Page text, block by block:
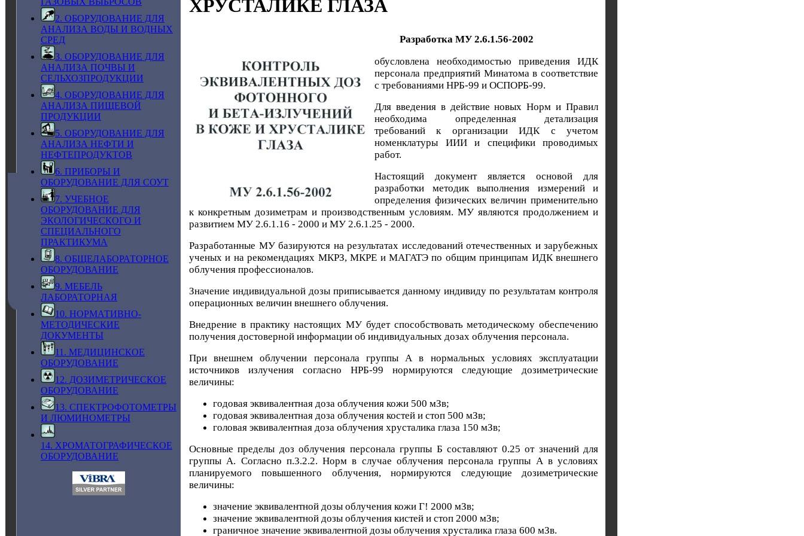
2. ОБОРУДОВАНИЕ ДЛЯ
АНАЛИЗА ВОДЫ И ВОДНЫХ
СРЕД
3. ОБОРУДОВАНИЕ ДЛЯ
АНАЛИЗА ПОЧВЫ И
СЕЛЬХОЗПРОДУКЦИИ
4. ОБОРУДОВАНИЕ ДЛЯ
АНАЛИЗА ПИЩЕВОЙ
ПРОДУКЦИИ
5. ОБОРУДОВАНИЕ ДЛЯ
АНАЛИЗА НЕФТИ И
НЕФТЕПРОДУКТОВ
6. ПРИБОРЫ И
ОБОРУДОВАНИЕ ДЛЯ СОУТ
7. УЧЕБНОЕ
ОБОРУДОВАНИЕ ДЛЯ
ЭКОЛОГИЧЕСКОГО И
СПЕЦИАЛЬНОГО
ПРАКТИКУМА
8. ОБЩЕЛАБОРАТОРНОЕ
ОБОРУДОВАНИЕ
9. МЕБЕЛЬ
ЛАБОРАТОРНАЯ
10. НОРМАТИВНО-
МЕТОДИЧЕСКИЕ
ДОКУМЕНТЫ
11. МЕДИЦИНСКОЕ
ОБОРУДОВАНИЕ
12. ДОЗИМЕТРИЧЕСКОЕ
ОБОРУДОВАНИЕ
13. СПЕКТРОФОТОМЕТРЫ
И ЛЮМИНОМЕТРЫ
14. ХРОМАТОГРАФИЧЕСКОЕ
ОБОРУДОВАНИЕ
ХРУСТАЛИКЕ ГЛАЗА
Разработка МУ 2.6.1.56-2002
обусловлена необходимостью приведения ИДК
персонала предприятий Минатома в соответствие
с требованиями НРБ-99 и ОСПОРБ-99.
Для введения в действие новых Норм и Правил
необходима определенная детализация
требований к организации ИДК с учетом
номенклатуры ИИИ и специфики проводимых
работ.
Настоящий документ является основой для
разработки методик выполнения измерений и
определения физических величин применительно
к конкретным дозиметрам и производственным условиям. МУ являются продолжением и
развитием МУ 2.6.1.16 - 2000 и МУ 2.6.1.25 - 2000.
Разработанные МУ базируются на результатах исследований отечественных и зарубежных
ученых и на рекомендациях МКРЗ, МКРЕ и МАГАТЭ по общим принципам ИДК внешнего
облучения профессионалов.
Значение индивидуальной дозы приписывается данному индивиду по результатам контроля
операционных величин внешнего облучения.
Внедрение в практику настоящих МУ будет способствовать методическому обеспечению
получения достоверной информации об индивидуальных дозах облучения персонала.
При внешнем облучении персонала группы А в нормальных условиях эксплуатации
источников излучения согласно НРБ-99 нормируются следующие дозиметрические
величины:
годовая эквивалентная доза облучения кожи 500 мЗв;
годовая эквивалентная доза облучения костей и стоп 500 мЗв;
головая эквивалентная доза облучения хрусталика глаза 150 мЗв;
Основные пределы доз облучения персонала группы Б составляют 0.25 от значений для
группы А. Согласно п.3.2.2. Норм в случае облучения персонала группы А в условиях
планируемого повышенного облучения, нормируются следующие дозиметрические
величины:
значение эквивалентной дозы облучения кожи Г! 2000 мЗв;
значение эквивалентной дозы облучения кистей и стоп 2000 мЗв;
граничное значение эквивалентной дозы облучения хрусталика глаза 600 мЗв.